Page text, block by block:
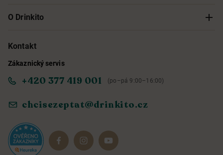
Sledování objednávky
Obchodní podmínky
Reklamace a vrácení
O Drinkito
O nás
Informace o přístupnosti služby
Dárkové sady
Kontakt
Zákaznický servis
+420 377 419 001 (po–pá 9:00–16:00)
chcisezeptat@drinkito.cz